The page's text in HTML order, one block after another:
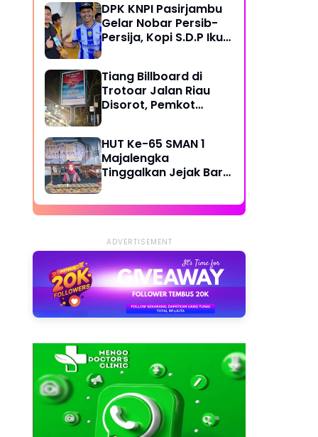
DPK KNPI Pasirjambu
Gelar Nobar Persib-
Persija, Kopi S.D.P Ikut
Tiang Billboard di
Trotoar Jalan Riau
Disorot, Pemkot
HUT Ke-65 SMAN 1
Majalengka
Tinggalkan Jejak Baru,
Fasilitas Baru Siswa
ADVERTISEMENT